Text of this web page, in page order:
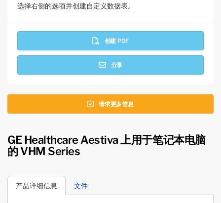
选择右侧的选项并创建自定义数据表。
创建 PDF
分享
请求更多信息
GE Healthcare Aestiva 上用于笔记本电脑
的 VHM Series
产品详细信息 文件